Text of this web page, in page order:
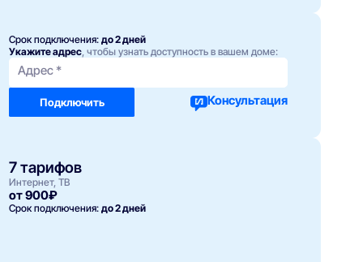
Срок подключения:до 2 дней
Укажите адрес , чтобы узнать доступность в вашем доме:
Адрес *
Подключить Консультация
7 тарифов
Интернет, ТВ
от 900₽
Срок подключения:до 2 дней